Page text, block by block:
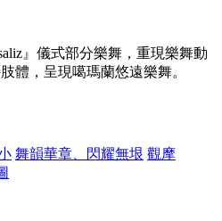
』儀式部分樂舞，重現樂舞動
體，呈現噶瑪蘭悠遠樂舞。
舞韻華章、閃耀無垠 觀摩